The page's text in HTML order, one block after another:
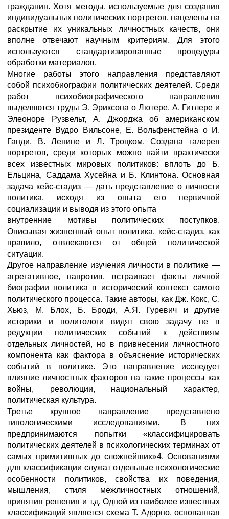
гражданин. Хотя методы, используемые для создания
индивидуальных политических портретов, нацелены на
раскрытие их уникальных личностных качеств, они
вполне отвечают научным критериям. Для этого
используются стандартизированные процедуры
обработки материалов.
Многие работы этого направления представляют
собой психобиографии политических деятелей. Среди
работ психобиографического направления
выделяются труды Э. Эриксона о Лютере, А. Гитлере и
Элеоноре Рузвельт, А. Джорджа об американском
президенте Вудро Вильсоне, Е. Вольфенстейна о И.
Ганди, В. Ленине и Л. Троцком. Создана галерея
портретов, среди которых можно найти практически
всех известных мировых политиков: вплоть до Б.
Ельцина, Саддама Хусейна и Б. Клинтона. Основная
задача кейс-стадиз — дать представление о личности
политика, исходя из опыта его первичной
социализации и выводя из этого опыта
внутренние мотивы политических поступков.
Описывая жизненный опыт политика, кейс-стадиз, как
правило, отвлекаются от общей политической
ситуации.
Другое направление изучения личности в политике —
агрегативное, напротив, встраивает факты личной
биографии политика в исторический контекст самого
политического процесса. Такие авторы, как Дж. Кокс, С.
Хьюз, М. Блох, Б. Броди, А.Я. Гуревич и другие
историки и политологи видят свою задачу не в
редукции политических событий к действиям
отдельных личностей, но в привнесении личностного
компонента как фактора в объяснение исторических
событий в политике. Это направление исследует
влияние личностных факторов на такие процессы как
войны, революции, национальный характер,
политическая культура.
Третье крупное направление представлено
типологическими исследованиями. В них
предпринимаются попытки «классифицировать
политических деятелей в психологических терминах от
самых примитивных до сложнейших»4. Основаниями
для классификации служат отдельные психологические
особенности политиков, свойства их поведения,
мышления, стиля межличностных отношений,
принятия решения и т.д. Одной из наиболее известных
классификаций является схема Т. Адорно, основанная